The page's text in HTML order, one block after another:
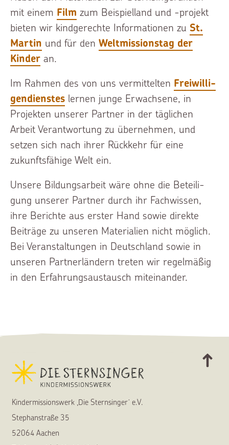
mit einem Film zum Beispiel­land und -​projekt
bieten wir kindge­rech­te Informa­tio­nen zu St.
Martin und für denWeltmis­si­ons­tag der
Kinder an.
Im Rahmen des von uns vermit­tel­ten Freiwil­li­
gen­diens­tes lernen junge Erwach­se­ne, in
Projek­ten unserer Partner in der täglichen
Arbeit Verant­wor­tung zu überneh­men, und
setzen sich nach ihrer Rückkehr für eine
zukunfts­fä­hi­ge Welt ein.
Unsere Bildungs­ar­beit wäre ohne die Beteili­
gung unserer Partner durch ihr Fachwis­sen,
ihre Berich­te aus erster Hand sowie direkte
Beiträ­ge zu unseren Materia­li­en nicht möglich.
Bei Veranstal­tun­gen in Deutsch­land sowie in
unseren Partner­län­dern treten wir regelmä­ßig
in den Erfahrungs­aus­tausch mitein­an­der.
Kinder­mis­si­ons­werk ,Die Sternsin­ger‘ e.V.
Stephan­stra­ße 35
52064 Aachen